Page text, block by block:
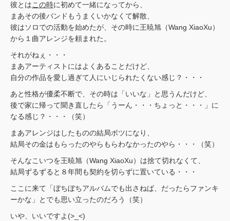
彼とはこの時に初めて一緒になってから、
まあその後バンドもうまくいかなくて解散、
彼はソロでの活動を始めたが、その時に王暁旭（Wang XiaoXu）
から１曲アレンジを頼まれた。
それがねぇ・・・
まあアーティストにはよくあることだけど、
自分の作品を愛し過ぎて人にいじられたくない感じ？・・・
あと性格が優柔不断で、その時は「いいな」と思うんだけど、
後で家に帰って聞き直したら「うーん・・・ちょっと・・・」に
なる感じ？・・・（笑）
まあアレンジはしたものの結局ボツになり、
結局その金はもらったのやらもらわなかったのやら・・・（笑）
そんなこいつを王暁旭（Wang XiaoXu）は捨て切れなくて、
結局ずるずると８年間も契約を切らずに置いている・・・
ここに来て「ぼちぼちアルバムでも出さねば、だったらファンキ
ーかな」とでも思い立ったのだろう（笑）
いや、いいですよ(>_<)